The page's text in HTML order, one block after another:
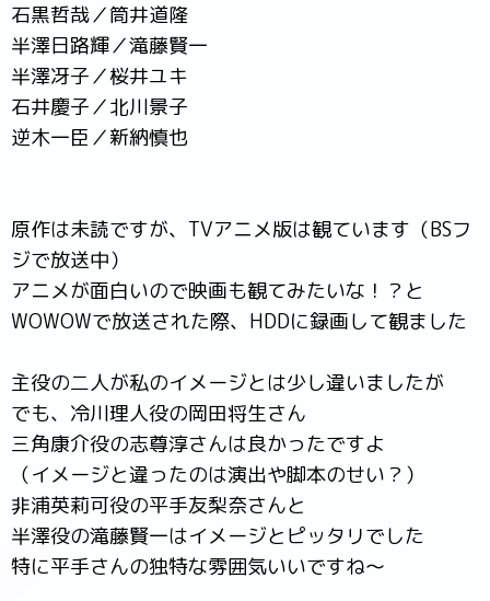
石黒哲哉／筒井道隆
半澤日路輝／滝藤賢一
半澤冴子／桜井ユキ
石井慶子／北川景子
逆木一臣／新納慎也
原作は未読ですが、TVアニメ版は観ています（BSフ
ジで放送中）
アニメが面白いので映画も観てみたいな！？と
WOWOWで放送された際、HDDに録画して観ました
主役の二人が私のイメージとは少し違いましたが
でも、冷川理人役の岡田将生さん
三角康介役の志尊淳さんは良かったですよ
（イメージと違ったのは演出や脚本のせい？）
非浦英莉可役の平手友梨奈さんと
半澤役の滝藤賢一はイメージとピッタリでした
特に平手さんの独特な雰囲気いいですね～